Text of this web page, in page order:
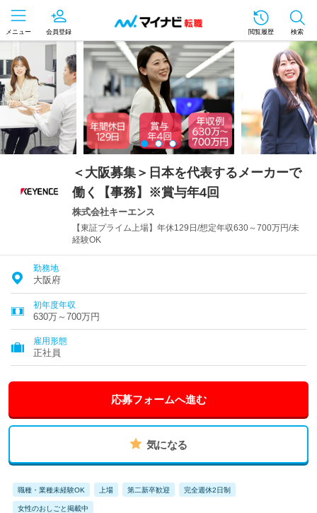
メニュー 会員登録 閲覧履歴 検索
＜大阪募集＞日本を代表するメーカーで
働く【事務】※賞与年4回
株式会社キーエンス
【東証プライム上場】年休129日/想定年収630～700万円/未
経験OK
勤務地
大阪府
初年度年収
630万～700万円
雇用形態
正社員
応募フォームへ進む
気になる
職種・業種未経験OK 上場 第二新卒歓迎 完全週休2日制
女性のおしごと掲載中